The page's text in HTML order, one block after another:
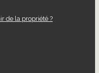
de la propriété ?